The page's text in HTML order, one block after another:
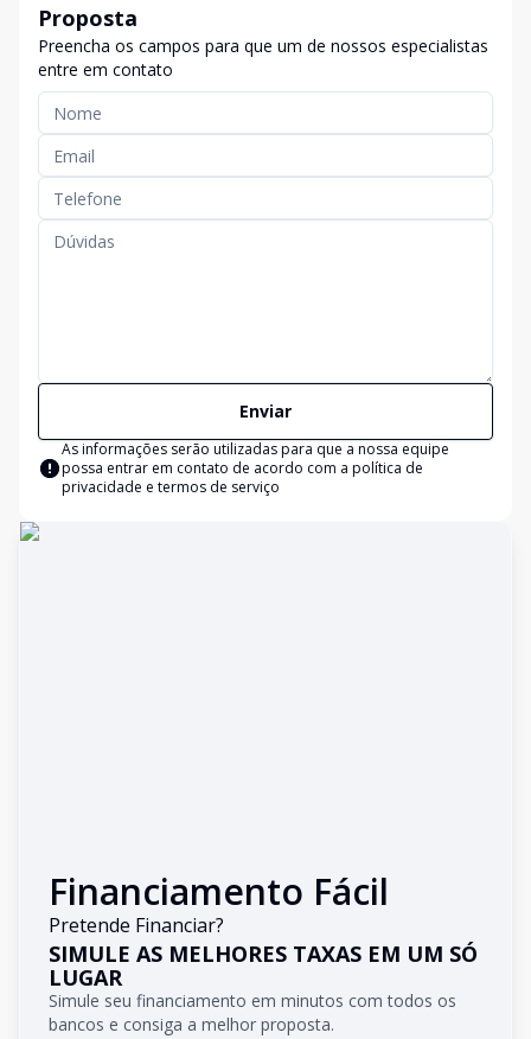
Proposta
Preencha os campos para que um de nossos especialistas
entre em contato
Enviar
As informações serão utilizadas para que a nossa equipe
possa entrar em contato de acordo com a política de
privacidade e termos de serviço
Financiamento Fácil
Pretende Financiar?
SIMULE AS MELHORES TAXAS EM UM SÓ
LUGAR
Simule seu financiamento em minutos com todos os
bancos e consiga a melhor proposta.